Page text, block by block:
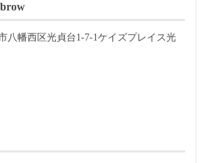
八幡西区光貞台1-7-1ケイズプレイス光